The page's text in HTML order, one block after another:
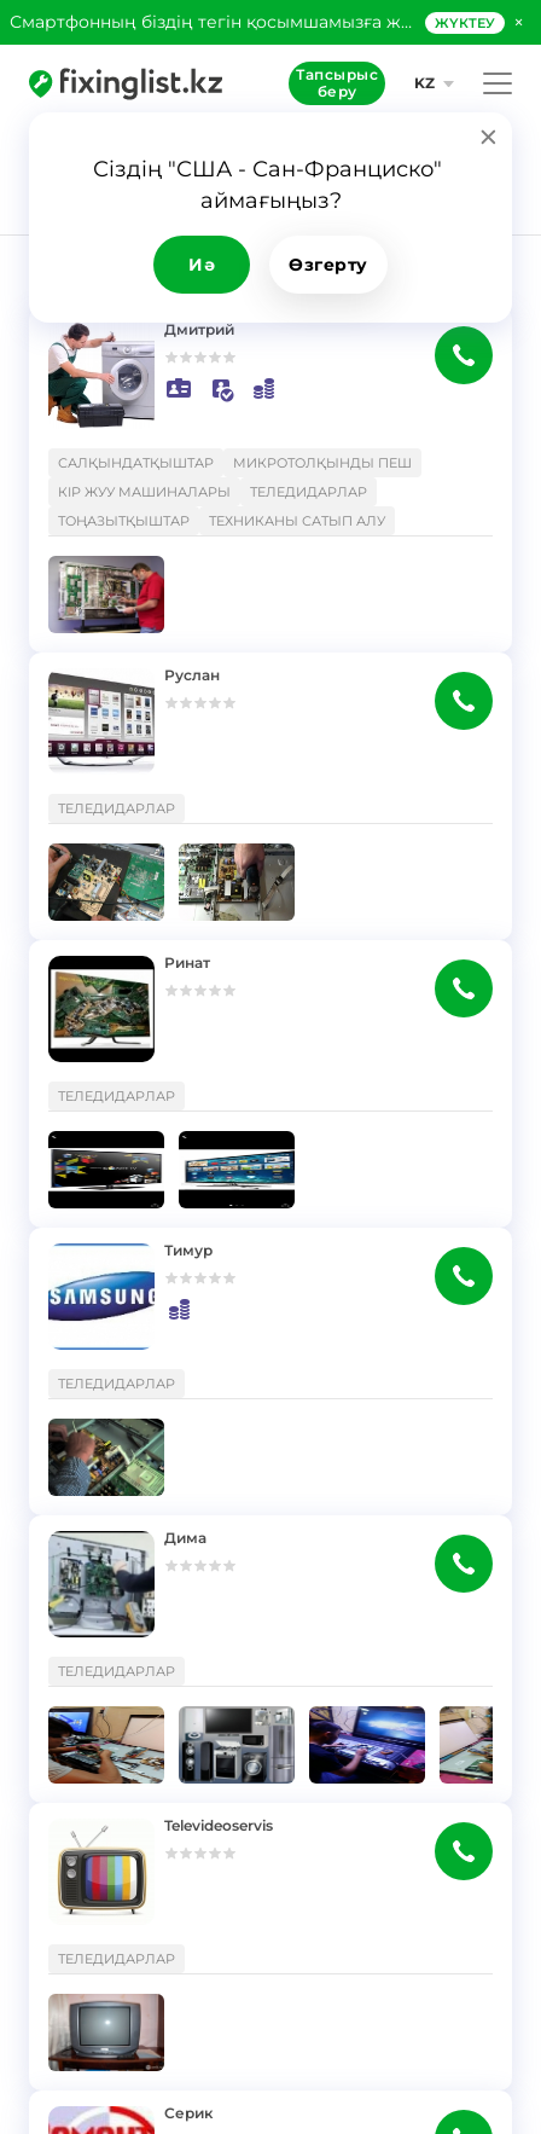
Смартфонның біздің тегін қосымшамызға жүктеңіз! ЖҮКТЕУ ×
Тапсырыс
беру
KZ
Сіздің "США - Сан-Франциско"
аймағыңыз?
Иә Өзгерту
Сұраныс Теледидарлар
93
Дмитрий
САЛҚЫНДАТҚЫШТАР
МИКРОТОЛҚЫНДЫ ПЕШ
КІР ЖУУ МАШИНАЛАРЫ
ТЕЛЕДИДАРЛАР
ТОҢАЗЫТҚЫШТАР
ТЕХНИКАНЫ САТЫП АЛУ
Руслан
ТЕЛЕДИДАРЛАР
Ринат
ТЕЛЕДИДАРЛАР
Тимур
ТЕЛЕДИДАРЛАР
Дима
ТЕЛЕДИДАРЛАР
Televideoservis
ТЕЛЕДИДАРЛАР
Серик